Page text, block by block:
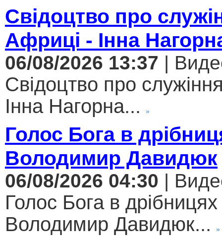
Свідоцтво про
Африці - Інна
06/08/2026 13:37 |
Свідоцтво про
Інна Нагорна...
Голос Бога в
Володимир Давидюк
06/08/2026 04:30 |
Голос Бога в
Володимир Давидюк...